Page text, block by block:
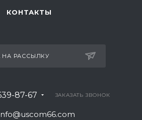
КОНТАКТЫ
РАССЫЛКУ
87-67 ЗАКАЗАТЬ ЗВОНОК